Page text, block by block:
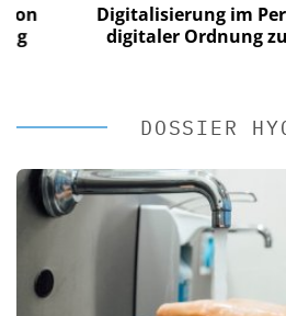
Digitalisierung im
digitaler Ordnung zur
DOSSIER